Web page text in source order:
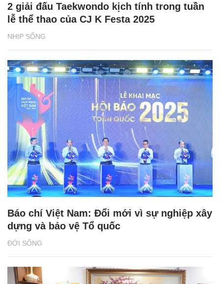
NHỊP SỐNG
2 giải đấu Taekwondo kịch tính trong tuần
lễ thể thao của CJ K Festa 2025
ĐỜI SỐNG
Báo chí Việt Nam: Đổi mới vì sự nghiệp xây
dựng và bảo vệ Tổ quốc